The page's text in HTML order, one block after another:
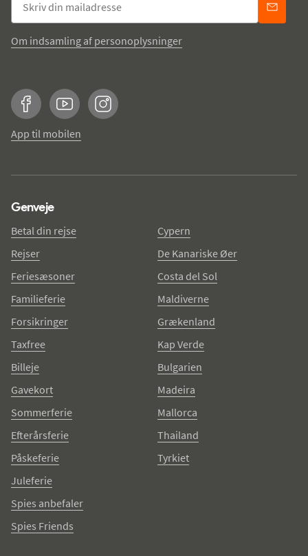
Om indsamling af personoplysninger
FacebookYouTubeInstagram
App til mobilen
Genveje
Betal din rejse
Rejser
Feriesæsoner
Familieferie
Forsikringer
Taxfree
Billeje
Gavekort
Sommerferie
Efterårsferie
Påskeferie
Juleferie
Spies anbefaler
Spies Friends
Cypern
De Kanariske Øer
Costa del Sol
Maldiverne
Grækenland
Kap Verde
Bulgarien
Madeira
Mallorca
Thailand
Tyrkiet